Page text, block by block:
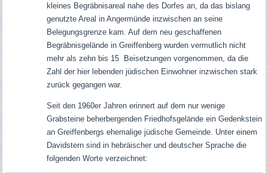
kleines Begräbnisareal nahe des Dorfes an, da das bislang
genutzte Areal in Angermünde inzwischen an seine
Belegungsgrenze kam. Auf dem neu geschaffenen
Begräbnisgelände in Greiffenberg wurden vermutlich nicht
mehr als zehn bis 15 Beisetzungen vorgenommen, da die
Zahl der hier lebenden jüdischen Einwohner inzwischen stark
zurück gegangen war.
Seit den 1960er Jahren erinnert auf dem nur wenige
Grabsteine beherbergenden Friedhofsgelände ein Gedenkstein
an Greiffenbergs ehemalige jüdische Gemeinde. Unter einem
Davidstern sind in hebräischer und deutscher Sprache die
folgenden Worte verzeichnet: